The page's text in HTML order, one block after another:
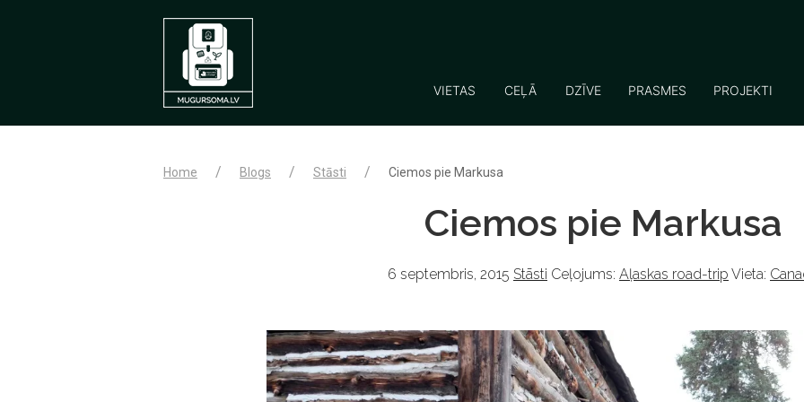
VIETAS CEĻĀ DZĪVE PRASMES PROJEKTI
Home Blogs Stāsti Ciemos pie Markusa
Ciemos pie Markusa
6 septembris, 2015 Stāsti Ceļojums: Aļaskas road-trip Vieta: